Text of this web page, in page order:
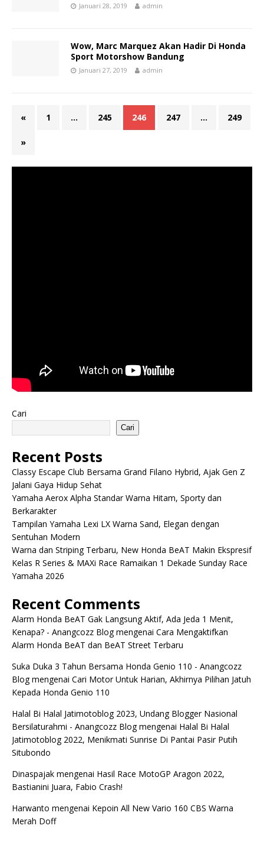
Januari 28, 2019 admin
Wow, Marc Marquez Akan Hadir Di Honda
Sport Motorshow Bandung
Januari 27, 2019 admin
« 1 … 245 246 247 … 249
»
Cari
Cari
Recent Posts
Classy Escape Club Bersama Grand Filano Hybrid, Ajak Gen Z
Jalani Gaya Hidup Sehat
Yamaha Aerox Alpha Standar Warna Hitam, Sporty dan
Berkarakter
Tampilan Yamaha Lexi LX Warna Sand, Elegan dengan
Sentuhan Modern
Warna dan Striping Terbaru, New Honda BeAT Makin Ekspresif
Kelas R Series & MAXi Race Ramaikan 1 Dekade Sunday Race
Yamaha 2026
Recent Comments
Alarm Honda BeAT Gak Langsung Aktif, Ada Jeda 1 Menit,
Kenapa? - Anangcozz Blogmengenai Cara Mengaktifkan
Alarm Honda BeAT dan BeAT Street Terbaru
Suka Duka 3 Tahun Bersama Honda Genio 110 - Anangcozz
Blogmengenai Cari Motor Untuk Harian, Akhirnya Pilihan Jatuh
Kepada Honda Genio 110
Halal Bi Halal Jatimotoblog 2023, Undang Blogger Nasional
Bersilaturahmi - Anangcozz Blogmengenai Halal Bi Halal
Jatimotoblog 2022, Menikmati Sunrise Di Pantai Pasir Putih
Situbondo
Dinaspajak mengenai Hasil Race MotoGP Aragon 2022,
Bastianini Juara, Fabio Crash!
Harwanto mengenai Kepoin All New Vario 160 CBS Warna
Merah Doff